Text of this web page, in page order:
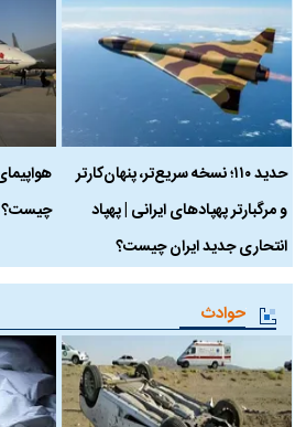
حدید ۱۱۰؛ نسخه سریع‌تر، پنهان‌کارتر
و مرگبارتر پهپادهای ایرانی | پهپاد
انتحاری جدید ایران چیست؟
چیست؟
حوادث